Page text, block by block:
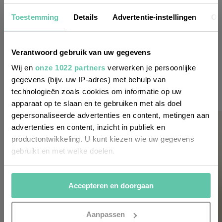
Toestemming Details Advertentie-instellingen
Verantwoord gebruik van uw gegevens
Wij en onze 1022 partners verwerken je persoonlijke
gegevens (bijv. uw IP-adres) met behulp van
technologieën zoals cookies om informatie op uw
apparaat op te slaan en te gebruiken met als doel
gepersonaliseerde advertenties en content, metingen aan
advertenties en content, inzicht in publiek en
productontwikkeling. U kunt kiezen wie uw gegevens
gebruikt en met welke doelen.
Als u het toestaat, willen we ook graag:
Informatie verzamelen over uw geografische
locatie, die tot een paar meter nauwkeurig kan zijn
Uw apparaat identificeren door het actief te
Accepteren en doorgaan
Aanpassen
Nieuwsbrief
Wil je altijd als eerste op de hoogte zijn
van de laatste nieuwtjes, leuke adressen
en inspirerende tips voor Frankrijk? Meld
je dan aan voor onze 2-wekelijkse
nieuwsbrief. Zo gedaan!